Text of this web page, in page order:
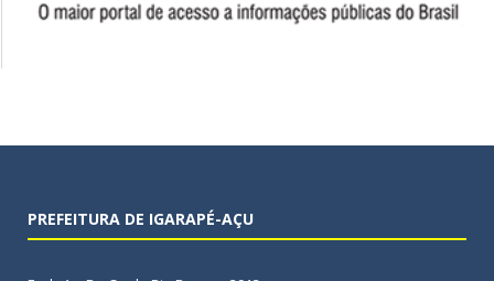
PREFEITURA DE IGARAPÉ-AÇU